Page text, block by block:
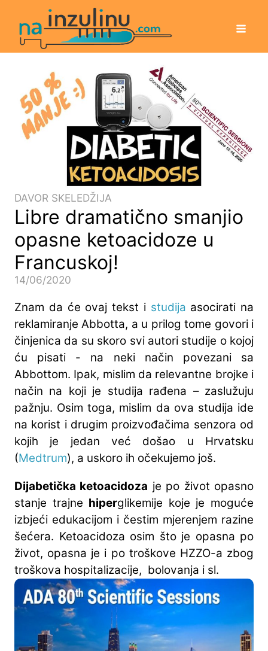
DAVOR SKELEDŽIJA
Libre dramatično smanjio
opasne ketoacidoze u
Francuskoj!
14/06/2020
Znam da će ovaj tekst i studija asocirati na
reklamiranje Abbotta, a u prilog tome govori i
činjenica da su skoro svi autori studije o kojoj
ću pisati - na neki način povezani sa
Abbottom. Ipak, mislim da relevantne brojke i
način na koji je studija rađena – zaslužuju
pažnju. Osim toga, mislim da ova studija ide
na korist i drugim proizvođačima senzora od
kojih je jedan već došao u Hrvatsku
(Medtrum), a uskoro ih očekujemo još.
Dijabetička ketoacidoza je po život opasno
stanje trajne hiperglikemije koje je moguće
izbjeći edukacijom i čestim mjerenjem razine
šećera. Ketoacidoza osim što je opasna po
život, opasna je i po troškove HZZO-a zbog
troškova hospitalizacije, bolovanja i sl.